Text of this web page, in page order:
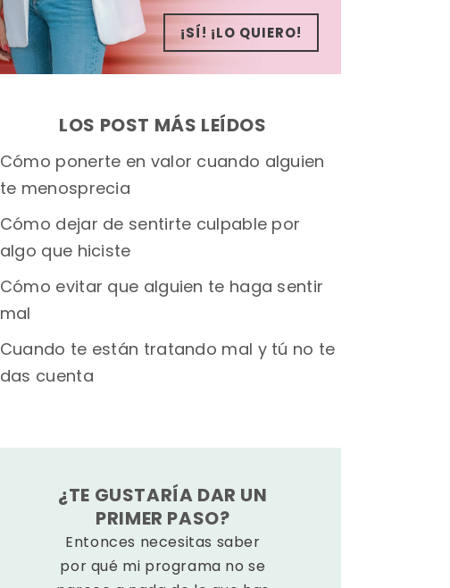
¡SÍ! ¡LO QUIERO!
LOS POST MÁS LEÍDOS
Cómo ponerte en valor cuando alguien
te menosprecia
Cómo dejar de sentirte culpable por
algo que hiciste
Cómo evitar que alguien te haga sentir
mal
Cuando te están tratando mal y tú no te
das cuenta
¿TE GUSTARÍA DAR UN
PRIMER PASO?
Entonces necesitas saber
por qué mi programa no se